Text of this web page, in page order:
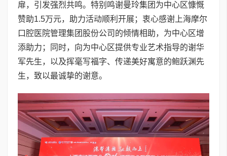
扉，引发强烈共鸣。特别鸣谢曼玲集团为中心区慷慨
赞助1.5万元，助力活动顺利开展；衷心感谢上海摩尔
口腔医院管理集团股份公司的倾情相助，为中心区增
添助力；同时，向为中心区提供专业艺术指导的谢华
军先生，以及挥毫写福字、传递美好寓意的鲍跃渊先
生，致以最诚挚的谢意。